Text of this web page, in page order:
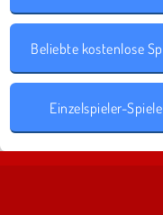
Einzelspieler-Spiele